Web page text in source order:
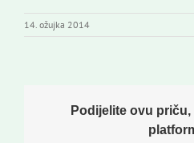
14. ožujka 2014
Podijelite ovu